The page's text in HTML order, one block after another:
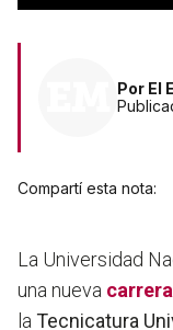
Por El
Compartí esta nota:
La Universidad
una nueva
la Tecnicatura